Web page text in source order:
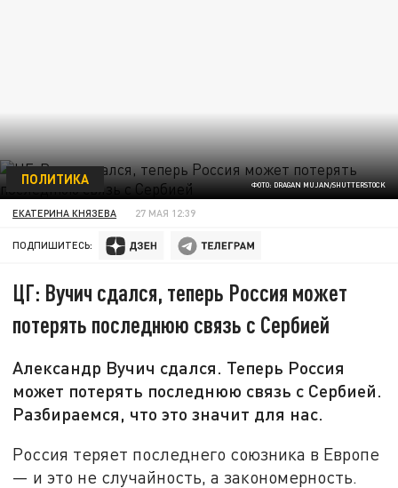
ФОТО: DRAGAN MUJAN/SHUTTERSTOCK
ПОЛИТИКА
ЕКАТЕРИНА КНЯЗЕВА 27 МАЯ 12:39
ПОДПИШИТЕСЬ:
ЦГ: Вучич сдался, теперь Россия может
потерять последнюю связь с Сербией
Александр Вучич сдался. Теперь Россия
может потерять последнюю связь с Сербией.
Разбираемся, что это значит для нас.
Россия теряет последнего союзника в Европе
— и это не случайность, а закономерность.